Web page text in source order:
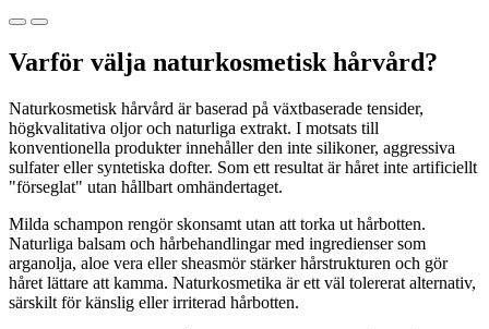
Varför välja naturkosmetisk hårvård?
Naturkosmetisk hårvård är baserad på växtbaserade tensider,
högkvalitativa oljor och naturliga extrakt. I motsats till
konventionella produkter innehåller den inte silikoner, aggressiva
sulfater eller syntetiska dofter. Som ett resultat är håret inte artificiellt
"förseglat" utan hållbart omhändertaget.
Milda schampon rengör skonsamt utan att torka ut hårbotten.
Naturliga balsam och hårbehandlingar med ingredienser som
arganolja, aloe vera eller sheasmör stärker hårstrukturen och gör
håret lättare att kamma. Naturkosmetika är ett väl tolererat alternativ,
särskilt för känslig eller irriterad hårbotten.